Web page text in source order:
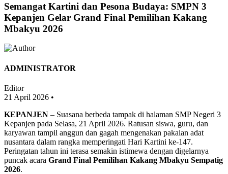
Semangat Kartini dan Pesona Budaya: SMPN 3
Kepanjen Gelar Grand Final Pemilihan Kakang
Mbakyu 2026
ADMINISTRATOR
Editor
21 April 2026 •
KEPANJEN – Suasana berbeda tampak di halaman SMP Negeri 3
Kepanjen pada Selasa, 21 April 2026. Ratusan siswa, guru, dan
karyawan tampil anggun dan gagah mengenakan pakaian adat
nusantara dalam rangka memperingati Hari Kartini ke-147.
Peringatan tahun ini terasa semakin istimewa dengan digelarnya
puncak acara Grand Final Pemilihan Kakang Mbakyu Sempatig
2026.